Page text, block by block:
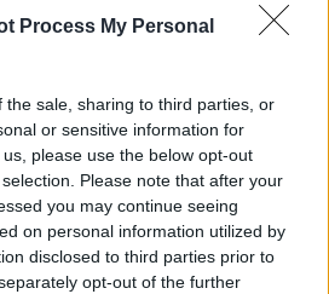
Process My Personal
the sale, sharing to third parties, or
or sensitive information for
please use the below opt-out
Please note that after your
you may continue seeing
on personal information utilized by
disclosed to third parties prior to
opt-out of the further
για την ήττα,
του ο Αλεσάντρο Κιαπίνι,
του Παναθηναϊκού, μετά την
τελικό του CEV Challenge...